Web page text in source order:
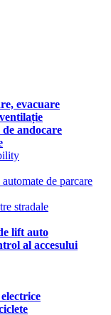
evacuare
andocare
de parcare
stradale
lift auto
al accesului